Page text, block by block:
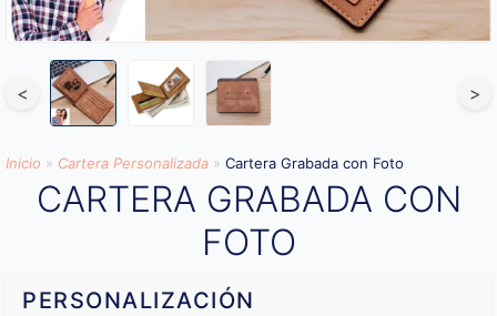
< >
Inicio » Cartera Personalizada » Cartera Grabada con Foto
CARTERA GRABADA CON
FOTO
PERSONALIZACIÓN